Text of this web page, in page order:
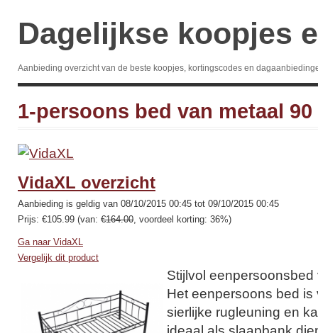
Dagelijkse koopjes
Aanbieding overzicht van de beste koopjes, kortingscodes en
1-persoons bed van metaal 90
VidaXL overzicht
Aanbieding is geldig van 08/10/2015 00:45 tot 09/10/2015 00:45
Prijs: €105.99 (van: €164.00, voordeel korting: 36%)
Ga naar VidaXL
Vergelijk dit product
Stijlvol
Het eenpersoons bed
sierlijke rugleuning en